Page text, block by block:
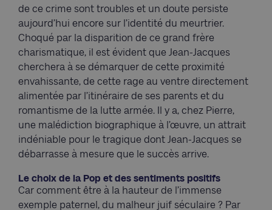
de ce crime sont troubles et un doute persiste
aujourd’hui encore sur l’identité du meurtrier.
Choqué par la disparition de ce grand frère
charismatique, il est évident que Jean-Jacques
cherchera à se démarquer de cette proximité
envahissante, de cette rage au ventre directement
alimentée par l’itinéraire de ses parents et du
romantisme de la lutte armée. Il y a, chez Pierre,
une malédiction biographique à l’œuvre, un attrait
indéniable pour le tragique dont Jean-Jacques se
débarrasse à mesure que le succès arrive.
Le choix de la Pop et des sentiments positifs
Car comment être à la hauteur de l’immense
exemple paternel, du malheur juif séculaire ? Par